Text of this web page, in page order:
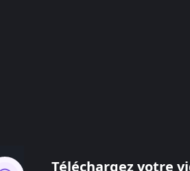
Téléchargez votre